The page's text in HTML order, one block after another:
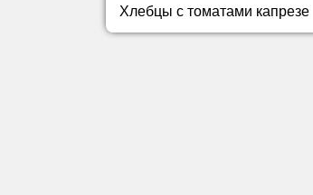
Хлебцы с томатами капрезе